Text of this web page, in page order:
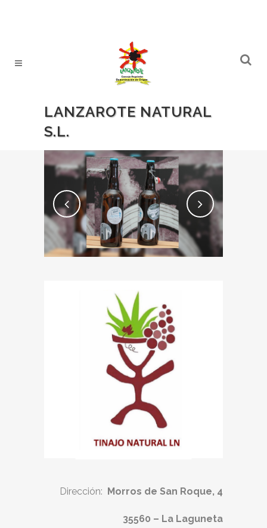
LANZAROTE NATURAL
S.L.
Dirección: Morros de San Roque, 4
35560 – La Laguneta